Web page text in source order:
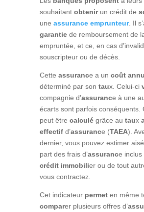
souhaitant obtenirun crédit de
une assurance emprunteur. Il
garantiede remboursement de
empruntée, et ce, en cas
souscripteur ou de décès.
Cette assurance a un coût
déterminé par son taux. Celui-ci
compagnie d’assurance à une
écarts sont parfois conséquents.
peut être calculégrâce au taux
effectifd’assurance (TAEA).
dernier, vous pouvez estimer
part des frais d’assurance inclus
crédit immobilier ou de tout
vous contractez.
Cet indicateurpermeten même
comparer plusieurs offres d’